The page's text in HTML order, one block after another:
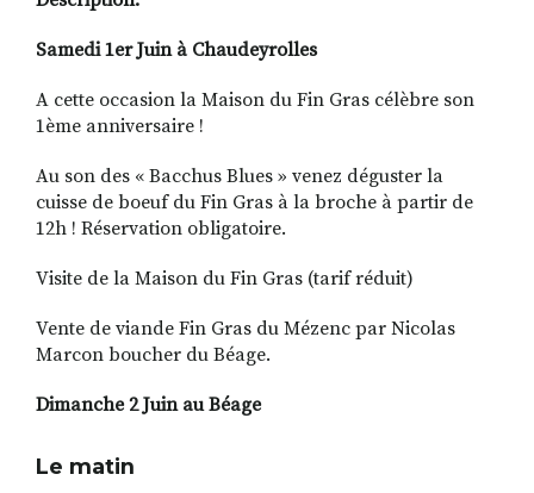
Samedi 1er Juin à Chaudeyrolles
A cette occasion la Maison du Fin Gras célèbre son
1ème anniversaire !
Au son des « Bacchus Blues » venez déguster la
cuisse de boeuf du Fin Gras à la broche à partir de
12h ! Réservation obligatoire.
Visite de la Maison du Fin Gras (tarif réduit)
Vente de viande Fin Gras du Mézenc par Nicolas
Marcon boucher du Béage.
Dimanche 2 Juin au Béage
Le matin